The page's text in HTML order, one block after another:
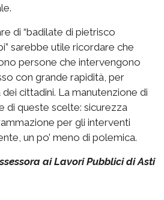
di “badilate di pietrisco
sarebbe utile ricordare che
persone che intervengono
con grande rapidità, per
cittadini. La manutenzione di
di queste scelte: sicurezza
per gli interventi
un po’ meno di polemica.
ai Lavori Pubblici di Asti